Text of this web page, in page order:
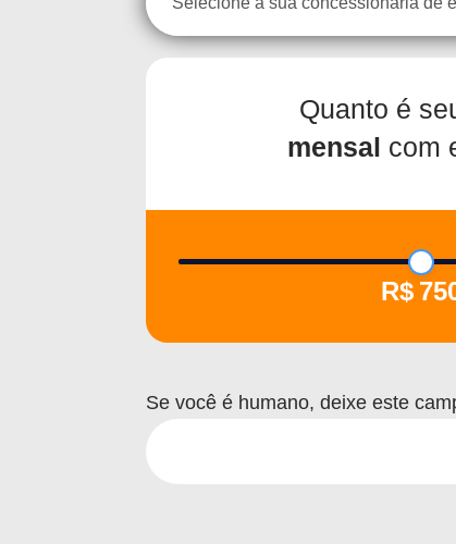
Quanto é
mensal com
Se você é humano, deixe este